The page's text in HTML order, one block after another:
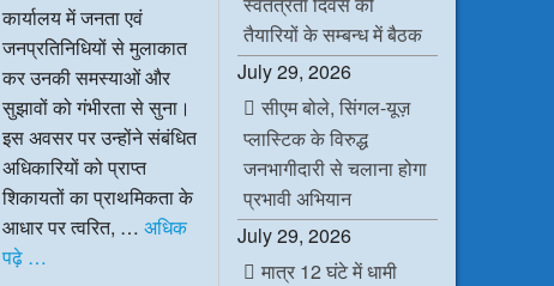
कार्यालय में जनता एवं
जनप्रतिनिधियों से मुलाकात
कर उनकी समस्याओं और
सुझावों को गंभीरता से सुना।
इस अवसर पर उन्होंने संबंधित
अधिकारियों को प्राप्त
शिकायतों का प्राथमिकता के
आधार पर त्वरित, … अधिक
पढ़े …
तैयारियों के सम्बन्ध में बैठक
July 29, 2026
सीएम बोले, सिंगल-यूज़
प्लास्टिक के विरुद्ध
जनभागीदारी से चलाना होगा
प्रभावी अभियान
July 29, 2026
मात्र 12 घंटे में धामी